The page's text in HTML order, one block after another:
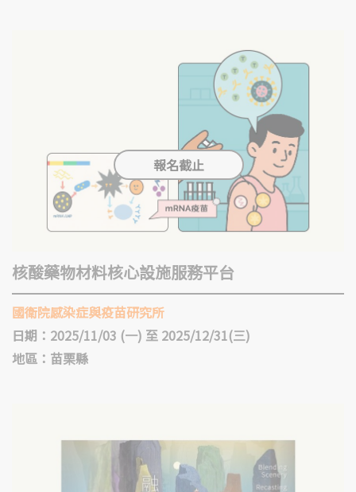
核酸藥物材料核心設施服務平台
國衛院感染症與疫苗研究所
日期：2025/11/03 (一) 至 2025/12/31(三)
地區：苗栗縣